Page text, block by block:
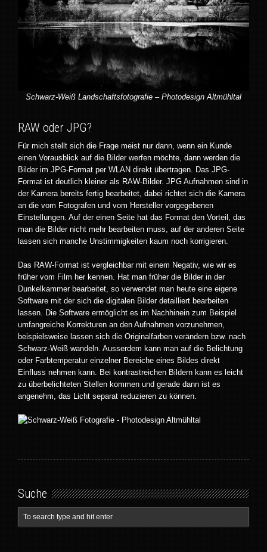
Schwarz-Weiß Landschaftsfotografie – Photodesign Altmühltal
RAW oder JPG?
Für mich stellt sich die Frage meist nur dann, wenn ein Kunde
einen Vorausblick auf die Bilder werfen möchte, dann werden die
Bilder im JPG-Format per WLAN direkt übertragen. Das JPG-
Format ist deutlich kleiner als RAW-Bilder. JPG Aufnahmen sind in
der Kamera bereits fertig bearbeitet, dabei richtet sich die Kamera
an die vom Fotografen und vom Hersteller vorgegebenen
Einstellungen. Auf der einen Seite hat das Format den Vorteil, das
man die Bilder nicht mehr bearbeiten muss, auf der anderen Seite
lassen sich manche Unstimmigkeiten kaum noch korrigieren.
Das RAW-Format ist vergleichbar mit einem Negativ, wie wir es
früher vom Film her kennen. Hat man früher die Bilder in der
Dunkelkammer bearbeitet, so verwendet man heute eine eigene
Software mit der sich die digitalen Bilder detailliert bearbeiten
lassen. Die Software ermöglicht es im Nachhinein zum Beispiel
umfangreiche Korrekturen an den Aufnahmen vorzunehmen,
beispielsweise lassen sich die Originalfarben verändern bzw. nach
Schwarz-Weiß wandeln. Ausserdem kann man auf die Belichtung
oder Farbtemperatur einzelner Bereiche eines Bildes direkt
Einfluss nehmen kann. Bei kontrastreichen Bildern kann es leicht
zu überbelichteten Stellen kommen und gerade dann ist es
angenehm, das Licht separat reduzieren zu können.
Suche